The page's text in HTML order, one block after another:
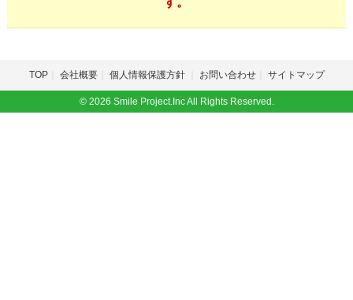
TOP 会社概要 個人情報保護方針 お問い合わせ サイトマップ
© 2026 Smile Project.Inc All Rights Reserved.